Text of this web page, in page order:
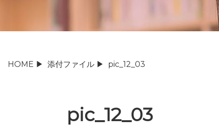
HOME ▶ 添付ファイル ▶ pic_12_03
pic_12_03